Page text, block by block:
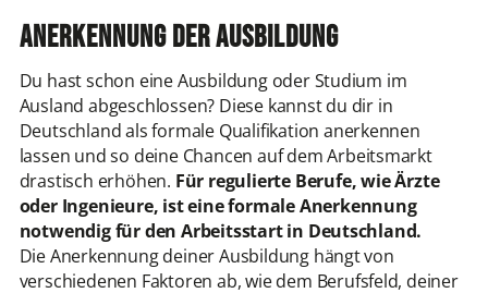
Anerkennung der Ausbildung
Du hast schon eine Ausbildung oder Studium im
Ausland abgeschlossen? Diese kannst du dir in
Deutschland als formale Qualifikation anerkennen
lassen und so deine Chancen auf dem Arbeitsmarkt
drastisch erhöhen. Für regulierte Berufe, wie Ärzte
oder Ingenieure, ist eine formale Anerkennung
notwendig für den Arbeitsstart in Deutschland.
Die Anerkennung deiner Ausbildung hängt von
verschiedenen Faktoren ab, wie dem Berufsfeld, deiner